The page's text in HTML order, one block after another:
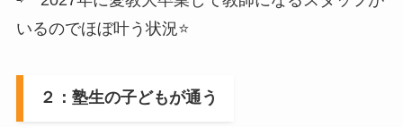
いるのでほぼ叶う状況⭐️
２：塾生の子どもが通う